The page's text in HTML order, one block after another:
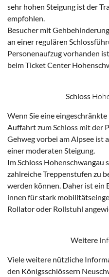
sehr hohen Steigung ist der
empfohlen.
Besucher mit
an einer regulären
Personenaufzug vorhanden
beim Ticket Center
Schloss
Wenn Sie eine
Auffahrt zum Schloss mit der
Gehweg vorbei am Alpsee ist
einer moderaten Steigung.
Im Schloss Hohenschwangau
zahlreiche Treppenstufen zu
werden können. Daher ist ein
innen für stark
Rollator oder Rollstuhl
Weitere
Viele weitere nützliche
den Königsschlössern